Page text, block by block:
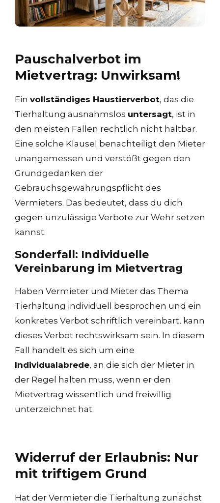
Pauschalverbot im
Mietvertrag: Unwirksam!
Ein vollständiges Haustierverbot, das die
Tierhaltung ausnahmslos untersagt, ist in
den meisten Fällen rechtlich nicht haltbar.
Eine solche Klausel benachteiligt den Mieter
unangemessen und verstößt gegen den
Grundgedanken der
Gebrauchsgewährungspflicht des
Vermieters. Das bedeutet, dass du dich
gegen unzulässige Verbote zur Wehr setzen
kannst.
Sonderfall: Individuelle
Vereinbarung im Mietvertrag
Haben Vermieter und Mieter das Thema
Tierhaltung individuell besprochen und ein
konkretes Verbot schriftlich vereinbart, kann
dieses Verbot rechtswirksam sein. In diesem
Fall handelt es sich um eine
Individualabrede, an die sich der Mieter in
der Regel halten muss, wenn er den
Mietvertrag wissentlich und freiwillig
unterzeichnet hat.
Widerruf der Erlaubnis: Nur
mit triftigem Grund
Hat der Vermieter die Tierhaltung zunächst